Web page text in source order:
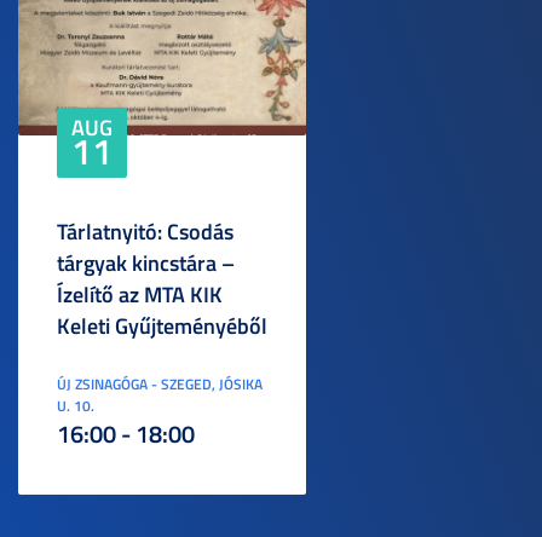
AUG
11
Tárlatnyitó: Csodás
tárgyak kincstára –
Ízelítő az MTA KIK
Keleti Gyűjteményéből
ÚJ ZSINAGÓGA - SZEGED, JÓSIKA
U. 10.
16:00 - 18:00